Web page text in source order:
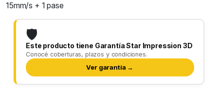
15mm/s + 1 pase
🛡️
Este producto tiene Garantía Star Impression 3D
Conocé coberturas, plazos y condiciones.
Ver garantía →